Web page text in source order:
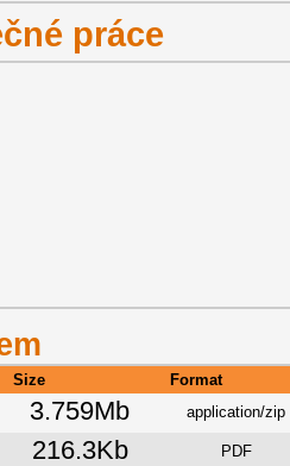
práce
Size
Format
3.759Mb application/zip
216.3Kb PDF